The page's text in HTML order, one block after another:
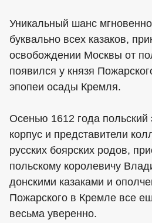
Уникальный шанс
буквально всех казаков,
освобождении Москвы от
появился у князя
эпопеи осады Кремля.
Осенью 1612 года польский
корпус и представители
русских боярских родов,
польскому королевичу
донскими казаками и
Пожарского в Кремле все
весьма уверенно.